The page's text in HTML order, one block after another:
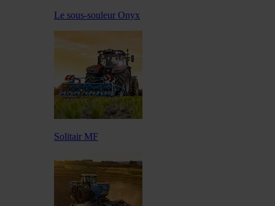
Le sous-souleur Onyx
Solitair MF